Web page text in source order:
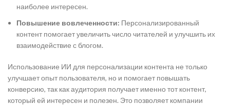
наиболее интересен.
Повышение вовлеченности: Персонализированный
контент помогает увеличить число читателей и улучшить их
взаимодействие с блогом.
Использование ИИ для персонализации контента не только
улучшает опыт пользователя, но и помогает повышать
конверсию, так как аудитория получает именно тот контент,
который ей интересен и полезен. Это позволяет компании